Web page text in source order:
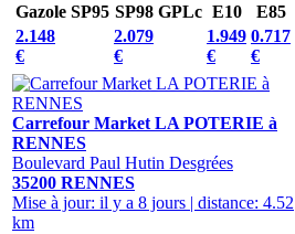
Gazole SP95 SP98 GPLc E10
E85
2.148
€
2.079
€
1.949
€
0.717
€
Carrefour Market LA POTERIE à
RENNES
Boulevard Paul Hutin Desgrées
35200 RENNES
Mise à jour: il y a 8 jours | distance: 4.52
km